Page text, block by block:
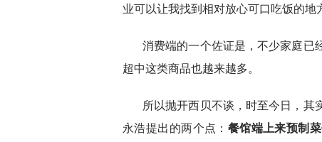
业可以让我找到相对放心可口吃饭的地
消费端的一个佐证是，不少家庭已
超中这类商品也越来越多。
所以抛开西贝不谈，时至今日，其
永浩提出的两个点： 餐馆端上来预制